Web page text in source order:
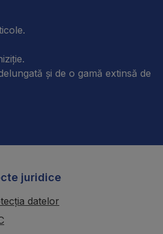
și de o gamă extinsă de
juridice
datelor